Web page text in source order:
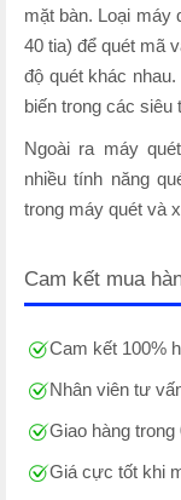
mặt bàn. Loại máy
40 tia) để quét mã
độ quét khác
biến trong các siêu
Ngoài ra máy
nhiều tính năng
trong máy quét và
Cam kết mua
Cam kết 100%
Nhân viên tư
Giao hàng trong
Giá cực tốt khi